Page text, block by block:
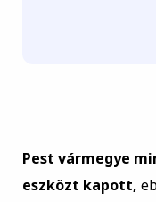
Pest vármegye
eszközt kapott,